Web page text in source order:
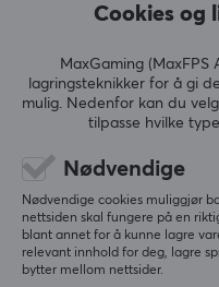
Paladone
Fortnite
Hodetelefonstativ med
RGB
Cookies og
MaxGaming (MaxFPS
lagringsteknikker for å gi
mulig. Nedenfor kan du
tilpasse hvilke
Nødvendige
Nødvendige cookies muliggjør
nettsiden skal fungere på en
blant annet for å kunne lagre
relevant innhold for deg, lagre
bytter mellom nettsider.